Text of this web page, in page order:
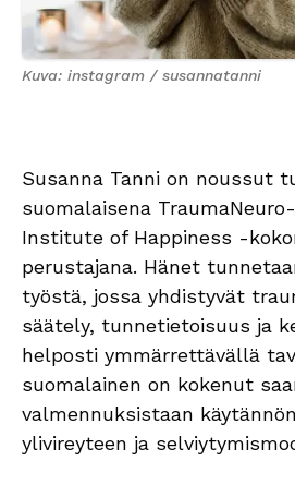
Kuva: instagram / susannatanni
Susanna Tanni on noussut
suomalaisena
Institute of Happiness -
perustajana. Hänet
työstä, jossa yhdistyvät
säätely, tunnetietoisuus ja
helposti ymmärrettävällä
suomalainen on kokenut
valmennuksistaan
ylivireyteen ja